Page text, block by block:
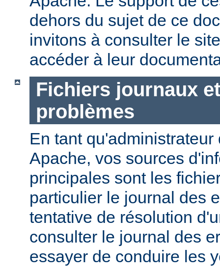
dehors du sujet de ce
invitons à consulter le
accéder à leur
Fichiers journaux
problèmes
En tant
Apache, vos sources
principales sont les
particulier le journal des
tentative de résolution
consulter le journal des
essayer de conduire les